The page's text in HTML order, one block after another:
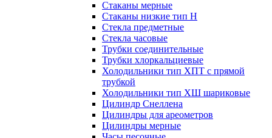
Стаканы мерные
Стаканы низкие тип Н
Стекла предметные
Стекла часовые
Трубки соединительные
Трубки хлоркальциевые
Холодильники тип ХПТ с прямой
трубкой
Холодильники тип ХШ шариковые
Цилиндр Снеллена
Цилиндры для ареометров
Цилиндры мерные